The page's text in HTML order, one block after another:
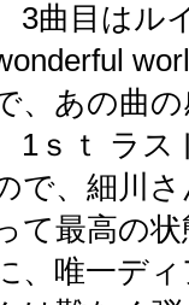
3曲目はル
、あの曲
1ｓｔ ラス
で、細川
て最高の
、唯一デ